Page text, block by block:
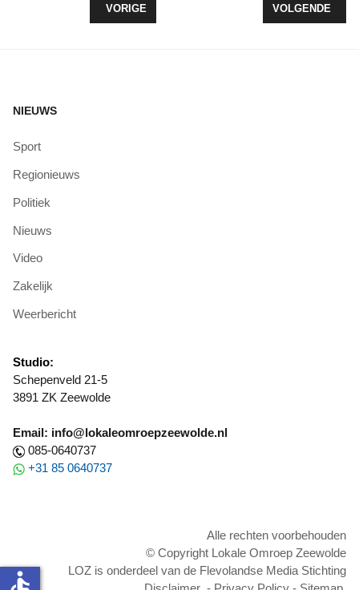
VORIG ARTIKEL: MUZIEKCAFÉ START HAAR
VORIGE VOLGENDE
VOLGENDE
NIEUWS
Sport
Regionieuws
Politiek
Nieuws
Video
Zakelijk
Weerbericht
Studio:
Schepenveld 21-5
3891 ZK Zeewolde
Email: info@lokaleomroepzeewolde.nl
085-0640737
+31 85 0640737
Alle rechten voorbehouden
© Copyright Lokale Omroep Zeewolde
LOZ is onderdeel van de Flevolandse Media Stichting